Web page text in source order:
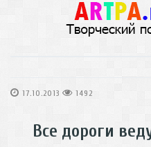
17.10.2013 1492
Все дороги